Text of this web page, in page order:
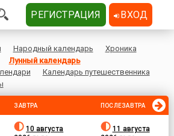
Народный календарь
Хроника
Лунный календарь
Календарь путешественника
ЗАВТРА
10 августа
ПОСЛЕЗАВТРА
11 августа
РЕГИСТРАЦИЯ ВХОД